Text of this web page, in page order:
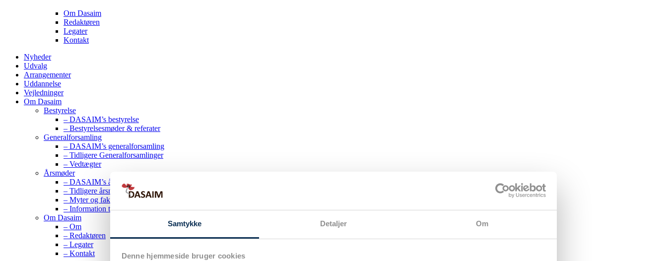
Samtykke Detaljer Om
Denne hjemmeside bruger cookies
Om Dasaim
Redaktøren
Legater
Kontakt
Nyheder
Udvalg
Arrangementer
Uddannelse
Vejledninger
Om Dasaim
Bestyrelse
– DASAIM’s bestyrelse
– Bestyrelsesmøder & referater
Generalforsamling
– DASAIM’s generalforsamling
– Tidligere Generalforsamlinger
– Vedtægter
Årsmøder
– DASAIM’s årsmøder
– Tidligere årsmøder
– Myter og fakta om årsmødet
– Information til moderatorer
Om Dasaim
– Om
– Redaktøren
– Legater
– Kontakt